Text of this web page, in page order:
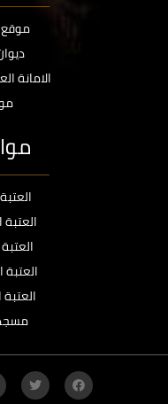
موقع
الامانة